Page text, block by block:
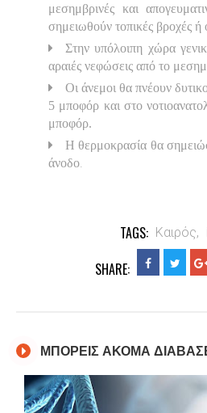
μεσημβρινές και
σημειωθούν τοπικές βροχές ή
Στην υπόλοιπη χώρα
αραιές νεφώσεις από το
Οι άνεμοι θα πνέουν
5 μποφόρ και στο
μποφόρ.
Η θερμοκρασία θα
άνοδο.
TAGS: Καιρός,
SHARE:
ΜΠΟΡΕΙΣ ΑΚΟΜΑ